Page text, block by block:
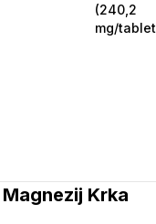
(240,2
mg/
Krka